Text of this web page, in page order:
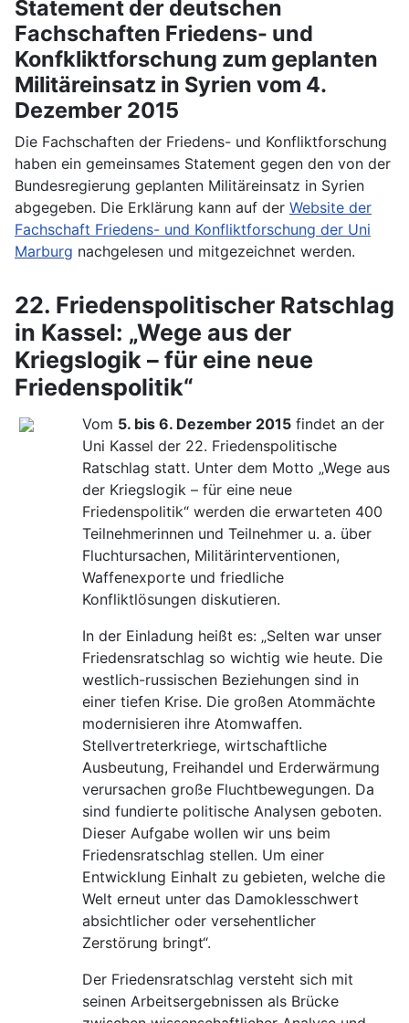
Statement der deutschen
Fachschaften Friedens- und
Konfkliktforschung zum geplanten
Militäreinsatz in Syrien vom 4.
Dezember 2015
Die Fachschaften der Friedens- und Konfliktforschung
haben ein gemeinsames Statement gegen den von der
Bundesregierung geplanten Militäreinsatz in Syrien
abgegeben. Die Erklärung kann auf der Website der
Fachschaft Friedens- und Konfliktforschung der Uni
Marburg nachgelesen und mitgezeichnet werden.
22. Friedenspolitischer Ratschlag
in Kassel: „Wege aus der
Kriegslogik – für eine neue
Friedenspolitik“
Vom 5. bis 6. Dezember 2015 findet an der
Uni Kassel der 22. Friedenspolitische
Ratschlag statt. Unter dem Motto „Wege aus
der Kriegslogik – für eine neue
Friedenspolitik“ werden die erwarteten 400
Teilnehmerinnen und Teilnehmer u. a. über
Fluchtursachen, Militärinterventionen,
Waffenexporte und friedliche
Konfliktlösungen diskutieren.
In der Einladung heißt es: „Selten war unser
Friedensratschlag so wichtig wie heute. Die
westlich-russischen Beziehungen sind in
einer tiefen Krise. Die großen Atommächte
modernisieren ihre Atomwaffen.
Stellvertreterkriege, wirtschaftliche
Ausbeutung, Freihandel und Erderwärmung
verursachen große Fluchtbewegungen. Da
sind fundierte politische Analysen geboten.
Dieser Aufgabe wollen wir uns beim
Friedensratschlag stellen. Um einer
Entwicklung Einhalt zu gebieten, welche die
Welt erneut unter das Damoklesschwert
absichtlicher oder versehentlicher
Zerstörung bringt“.
Der Friedensratschlag versteht sich mit
seinen Arbeitsergebnissen als Brücke